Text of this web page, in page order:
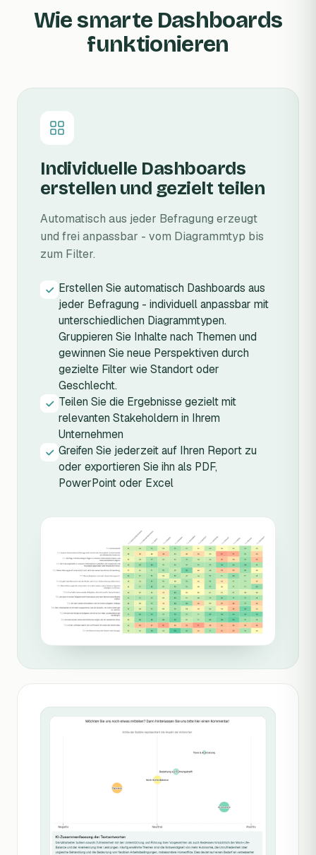
Wie smarte Dashboards
funktionieren
Individuelle Dashboards
erstellen und gezielt teilen
Automatisch aus jeder Befragung erzeugt
und frei anpassbar - vom Diagrammtyp bis
zum Filter.
Erstellen Sie automatisch Dashboards aus
jeder Befragung - individuell anpassbar mit
unterschiedlichen Diagrammtypen.
Gruppieren Sie Inhalte nach Themen und
gewinnen Sie neue Perspektiven durch
gezielte Filter wie Standort oder
Geschlecht.
Teilen Sie die Ergebnisse gezielt mit
relevanten Stakeholdern in Ihrem
Unternehmen
Greifen Sie jederzeit auf Ihren Report zu
oder exportieren Sie ihn als PDF,
PowerPoint oder Excel